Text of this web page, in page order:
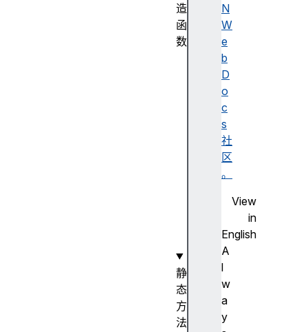
N
W
e
b
D
o
c
s
社
区
。
View
in
English
A
l
w
a
y
造
函
数
静
态
方
法